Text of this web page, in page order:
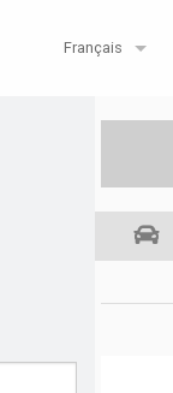
Français